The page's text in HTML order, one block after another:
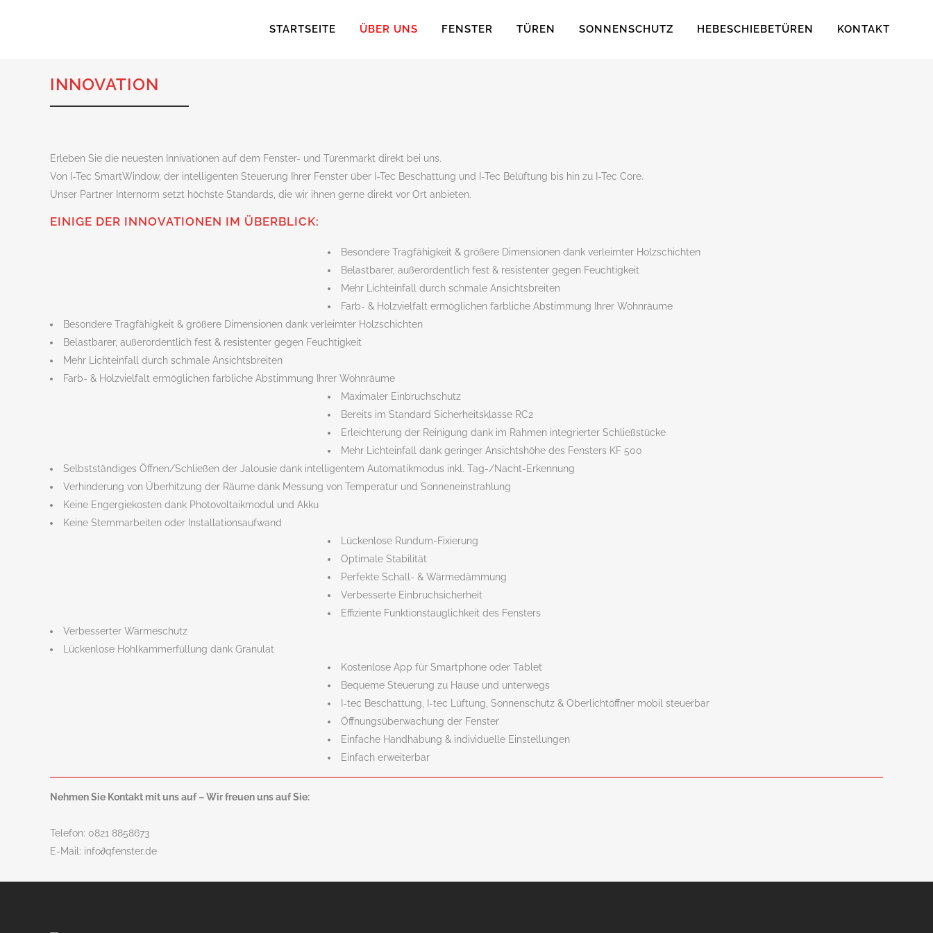
STARTSEITE ÜBER UNS FENSTER TÜREN SONNENSCHUTZ HEBESCHIEBETÜREN KONTAKT
INNOVATION
Erleben Sie die neuesten Innivationen auf dem Fenster- und Türenmarkt direkt bei uns.
Von I-Tec SmartWindow, der intelligenten Steuerung Ihrer Fenster über I-Tec Beschattung und I-Tec Belüftung bis hin zu I-Tec Core.
Unser Partner Internorm setzt höchste Standards, die wir ihnen gerne direkt vor Ort anbieten.
EINIGE DER INNOVATIONEN IM ÜBERBLICK:
Besondere Tragfähigkeit & größere Dimensionen dank verleimter Holzschichten
Belastbarer, außerordentlich fest & resistenter gegen Feuchtigkeit
Mehr Lichteinfall durch schmale Ansichtsbreiten
Farb- & Holzvielfalt ermöglichen farbliche Abstimmung Ihrer Wohnräume
Besondere Tragfähigkeit & größere Dimensionen dank verleimter Holzschichten
Belastbarer, außerordentlich fest & resistenter gegen Feuchtigkeit
Mehr Lichteinfall durch schmale Ansichtsbreiten
Farb- & Holzvielfalt ermöglichen farbliche Abstimmung Ihrer Wohnräume
Maximaler Einbruchschutz
Bereits im Standard Sicherheitsklasse RC2
Erleichterung der Reinigung dank im Rahmen integrierter Schließstücke
Mehr Lichteinfall dank geringer Ansichtshöhe des Fensters KF 500
Selbstständiges Öffnen/Schließen der Jalousie dank intelligentem Automatikmodus inkl. Tag-/Nacht-Erkennung
Verhinderung von Überhitzung der Räume dank Messung von Temperatur und Sonneneinstrahlung
Keine Engergiekosten dank Photovoltaikmodul und Akku
Keine Stemmarbeiten oder Installationsaufwand
Lückenlose Rundum-Fixierung
Optimale Stabilität
Perfekte Schall- & Wärmedämmung
Verbesserte Einbruchsicherheit
Effiziente Funktionstauglichkeit des Fensters
Verbesserter Wärmeschutz
Lückenlose Hohlkammerfüllung dank Granulat
Kostenlose App für Smartphone oder Tablet
Bequeme Steuerung zu Hause und unterwegs
I-tec Beschattung, I-tec Lüftung, Sonnenschutz & Oberlichtöffner mobil steuerbar
Öffnungsüberwachung der Fenster
Einfache Handhabung & individuelle Einstellungen
Einfach erweiterbar
Nehmen Sie Kontakt mit uns auf – Wir freuen uns auf Sie:
Telefon: 0821 8858673
E-Mail: info∂qfenster.de